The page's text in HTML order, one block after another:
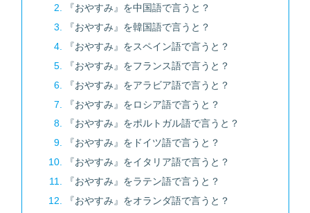
『おやすみ』を中国語で言うと？
『おやすみ』を韓国語で言うと？
『おやすみ』をスペイン語で言うと？
『おやすみ』をフランス語で言うと？
『おやすみ』をアラビア語で言うと？
『おやすみ』をロシア語で言うと？
『おやすみ』をポルトガル語で言うと？
『おやすみ』をドイツ語で言うと？
『おやすみ』をイタリア語で言うと？
『おやすみ』をラテン語で言うと？
『おやすみ』をオランダ語で言うと？